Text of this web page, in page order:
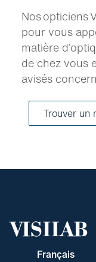
Nos opticiens
pour vous
matière
de chez vous
avisés
Trouver un
Français